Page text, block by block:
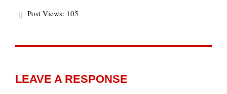
Post Views: 105
LEAVE A RESPONSE